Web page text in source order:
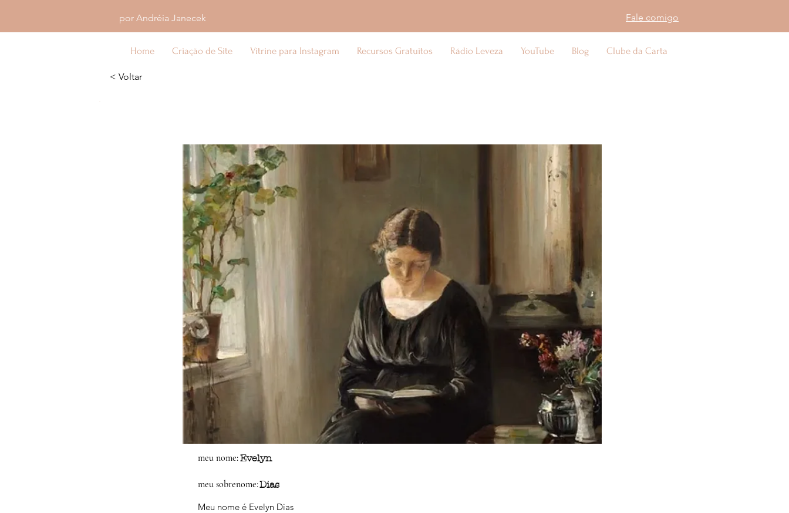
por Andréia Janecek Fale comigo
Home Criação de Site Vitrine para Instagram Recursos Gratuitos Rádio Leveza YouTube Blog Clube da Carta
< Voltar
meu nome:Evelyn
Dias
meu sobrenome:
Meu nome é Evelyn Dias